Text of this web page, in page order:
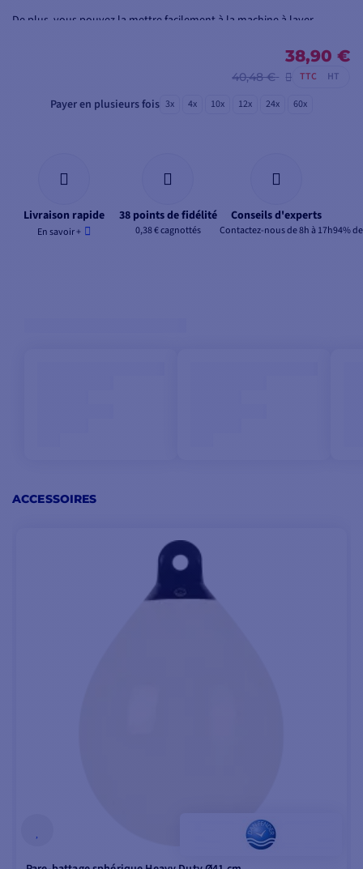
De plus, vous pouvez la mettre facilement à la machine à laver.
38,90 €
40,48 € TTC HT
Payer en plusieurs fois 3x 4x 10x 12x 24x 60x
Livraison rapide
En savoir +
38 points de fidélité
0,38 € cagnottés
Conseils d'experts
Contactez-nous de 8h à 17h94%
ACCESSOIRES